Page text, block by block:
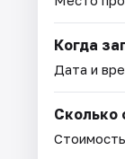
Когда
Дата и
Сколько